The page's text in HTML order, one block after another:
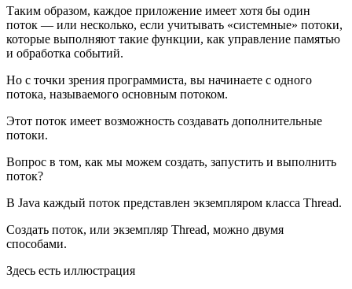
Таким образом, каждое приложение имеет хотя бы один
поток — или несколько, если учитывать «системные» потоки,
которые выполняют такие функции, как управление памятью
и обработка событий.
Но с точки зрения программиста, вы начинаете с одного
потока, называемого основным потоком.
Этот поток имеет возможность создавать дополнительные
потоки.
Вопрос в том, как мы можем создать, запустить и выполнить
поток?
В Java каждый поток представлен экземпляром класса Thread.
Создать поток, или экземпляр Thread, можно двумя
способами.
Здесь есть иллюстрация